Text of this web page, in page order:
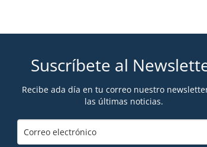
Suscríbete al
Recibe ada día en tu correo nuestro
las últimas noticias.